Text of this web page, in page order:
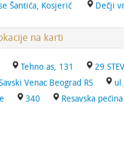
Šantića, Kosjerić Dečji
na karti
Tehno as, 131 29
Venac Beograd RS
340 Resavska pećina